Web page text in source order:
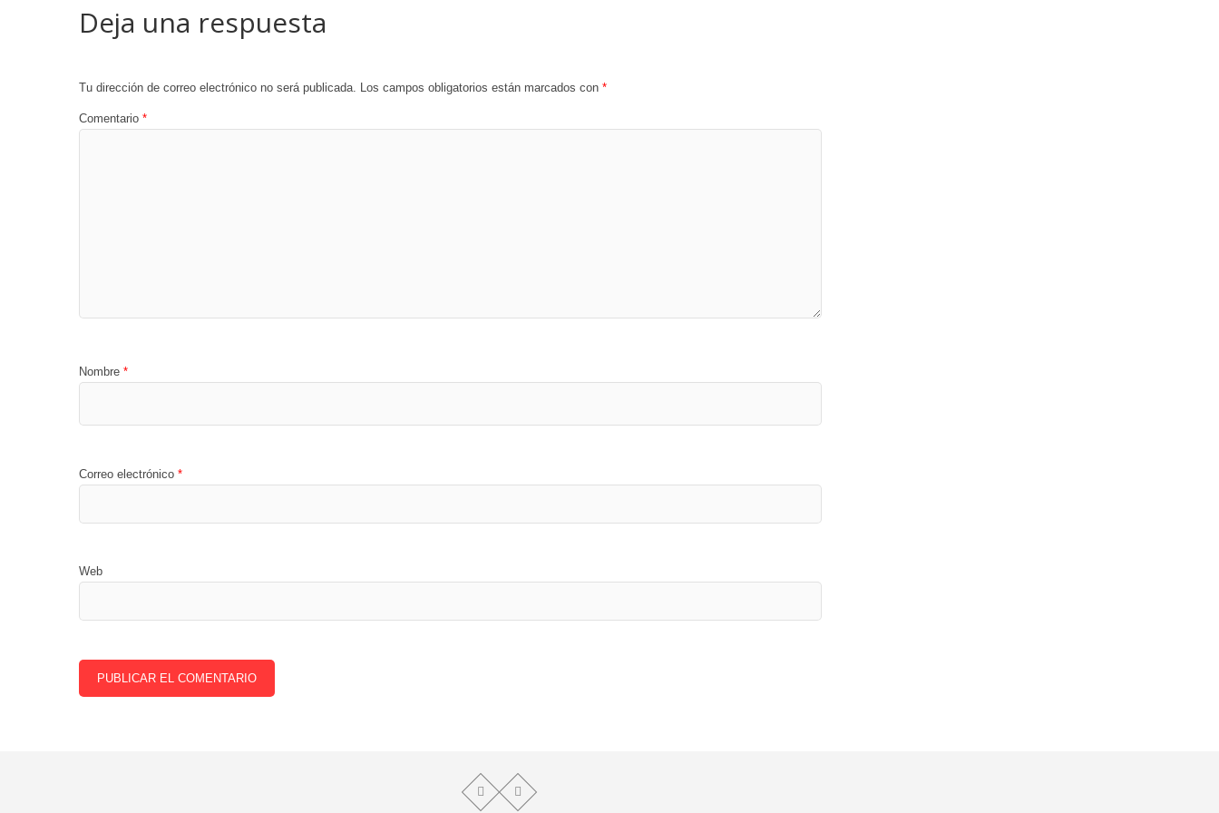
Deja una respuesta
Tu dirección de correo electrónico no será publicada. Los campos obligatorios están marcados con *
Comentario *
Nombre *
Correo electrónico *
Web